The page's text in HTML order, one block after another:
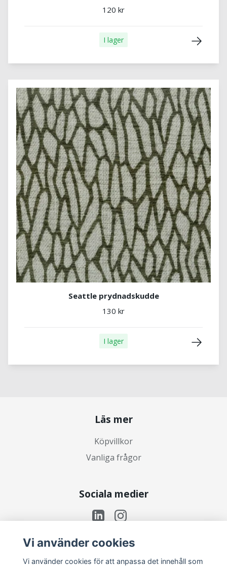
120 kr
I lager
Seattle prydnadskudde
130 kr
I lager
Läs mer
Köpvillkor
Vanliga frågor
Sociala medier
Prenumerera på vårt nyhetsbrev
Vi använder cookies
Vi använder cookies för att anpassa det innehåll som